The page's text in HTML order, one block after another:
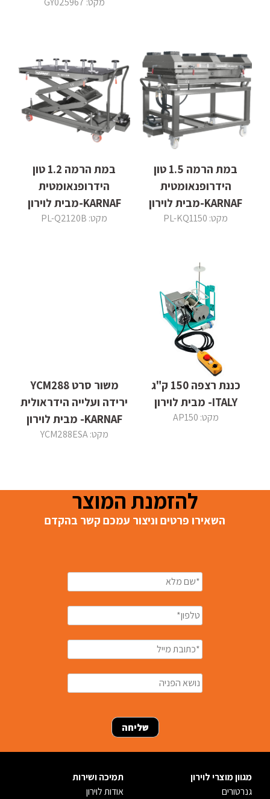
במת הרמה 1.5 טון
הידרופנאומטית
KARNAF-מבית לוירון
מקט: PL-KQ1150
במת הרמה 1.2 טון
הידרופנאומטית
KARNAF-מבית לוירון
מקט: PL-Q2120B
כננת רצפה 150 ק"ג
ITALY- מבית לוירון
מקט: AP150
משור סרט YCM288
ירידה ועלייה הידראולית
KARNAF- מבית לוירון
מקט: YCM288ESA
להזמנת המוצר
השאירו פרטים וניצור עמכם קשר בהקדם
מגוון מוצרי לוירון
גנרטורים
תמיכה ושירות
אודות לוירון